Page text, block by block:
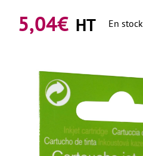
5,04€ HT En stock